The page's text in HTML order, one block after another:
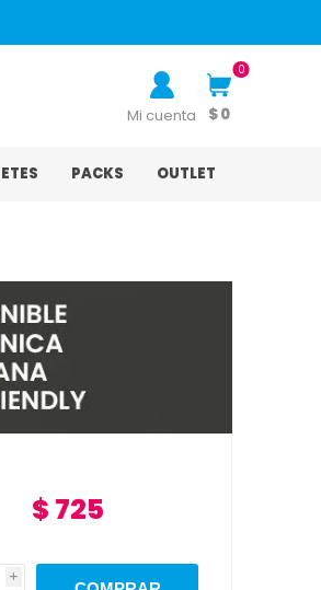
Mi cuenta
0
$ 0
PACKS OUTLET
$ 725
i